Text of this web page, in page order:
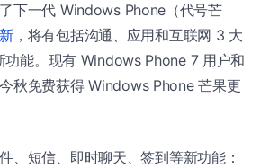
下一代 Windows Phone（代号芒
，将有包括沟通、应用和互联网 3 大
能。现有 Windows Phone 7 用户和
秋免费获得 Windows Phone 芒果更
、短信、即时聊天、签到等新功能：